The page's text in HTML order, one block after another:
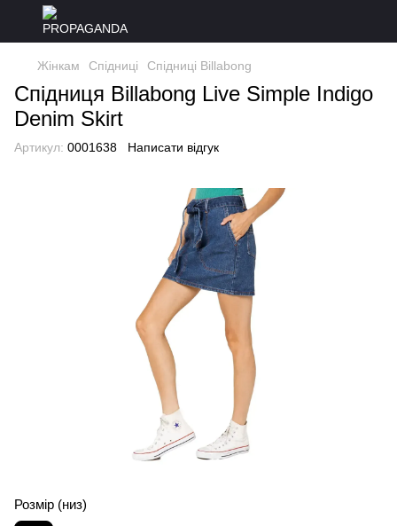
Жінкам Спідниці Спідниці Billabong
Спідниця Billabong Live Simple Indigo
Denim Skirt
Артикул: 0001638 Написати відгук
Розмір (низ)